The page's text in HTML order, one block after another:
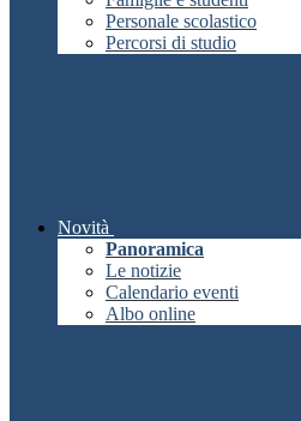
Personale scolastico
Percorsi di studio
Novità
Panoramica
Le notizie
Calendario eventi
Albo online